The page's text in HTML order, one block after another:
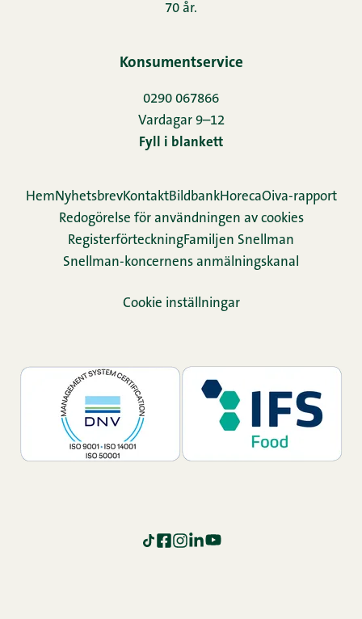
70 år.
Konsumentservice
0290 067866
Vardagar 9–12
Fyll i blankett
HemNyhetsbrevKontaktBildbankHorecaOiva-rapport
Redogörelse för användningen av cookies
Re­gis­ter­för­teck­ningFamiljen Snellman
Snellman-koncernens anmälningskanal
Cookie inställningar
TikTok
Facebook
Instagram
LinkedIn
YouTube